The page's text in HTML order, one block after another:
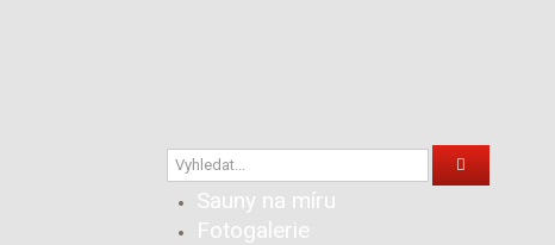
Sauny na míru
Fotogalerie